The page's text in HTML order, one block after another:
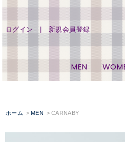
ログイン 新規会員登録
MEN
ホーム MEN CARNABY